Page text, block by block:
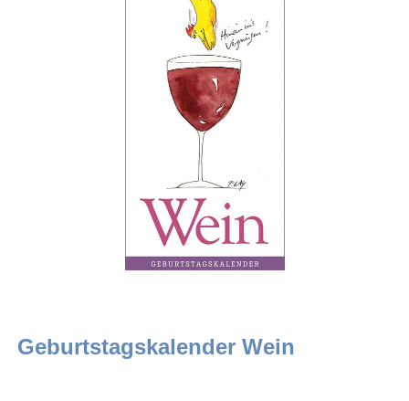
Geburtstagskalender Wein